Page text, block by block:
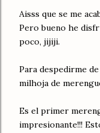
Aisss que se me
Pero bueno he
poco, jijiji.
Para despedirme
milhoja de
Es el primer
impresionante!!!